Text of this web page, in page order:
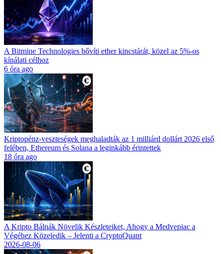
A Bitmine Technologies bővíti ether kincstárát, közel az 5%-os
kínálati célhoz
6 óra ago
Kriptopénz-veszteségek meghaladták az 1 milliárd dollárt 2026 első
felében, Ethereum és Solana a leginkább érintettek
18 óra ago
A Kripto Bálnák Növelik Készleteiket, Ahogy a Medvepiac a
Végéhez Közeledik – Jelenti a CryptoQuant
2026-08-06